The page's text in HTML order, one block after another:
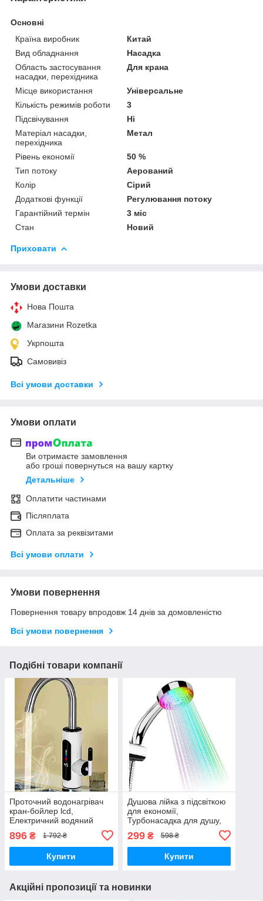
Основні
Країна виробник
Китай
Вид обладнання
Насадка
Область застосування
насадки, перехідника
Для крана
Місце використання
Універсальне
Кількість режимів роботи
3
Підсвічування
Ні
Матеріал насадки,
перехідника
Метал
Рівень економії
50 %
Тип потоку
Аерований
Колір
Сірий
Додаткові функції
Регулювання потоку
Гарантійний термін
3 міс
Стан
Новий
Приховати
Умови доставки
Нова Пошта
Магазини Rozetka
Укрпошта
Самовивіз
Всі умови доставки
Умови оплати
Ви отримаєте замовлення
або гроші повернуться на вашу картку
Детальніше
Оплатити частинами
Післяплата
Оплата за реквізитами
Всі умови оплати
Умови повернення
Повернення товару впродовж 14 днів за домовленістю
Всі умови повернення
Подібні товари компанії
Проточний водонагрівач
кран-бойлер lcd,
Електричний водяний
змішувач з підігрівом води
delimano на кухню
896 ₴ 1 792 ₴
Купити
Душова лійка з підсвіткою
для економії,
Турбонасадка для душу,
shower
299₴ 598 ₴
Купити
Акційні пропозиції та новинки